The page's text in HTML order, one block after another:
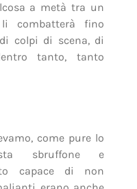
a metà tra un
combatterà fino
colpi di scena, di
tanto, tanto
come pure lo
sbruffone e
capace di non